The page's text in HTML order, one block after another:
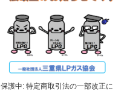
保護中: 特定商取引法の一部改正に